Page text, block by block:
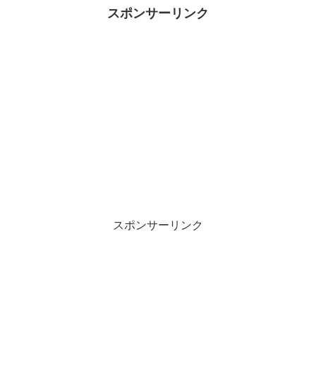
スポンサーリンク
スポンサーリンク